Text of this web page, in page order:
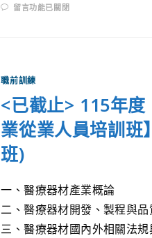
留言功能已關閉
職前訓練
<已截止> 115年
業從業人員培訓班
班)
一、醫療器材產業概論
二、醫療器材開發、製程與
三、醫療器材國內外相關法